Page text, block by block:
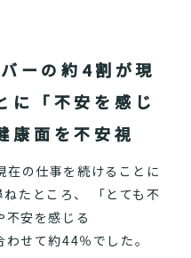
ーの約4割が現
に「不安を感じ
康面を不安視
の仕事を続けることに
たところ、 「とても不
安を感じる
せて約44％でした。